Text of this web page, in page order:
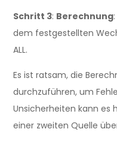
Schritt 3: Berechnung
dem festgestellten
ALL.
Es ist ratsam, die
durchzuführen, um
Unsicherheiten kann es
einer zweiten Quelle